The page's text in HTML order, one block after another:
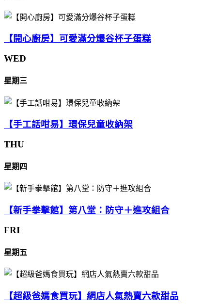
【開心廚房】可愛滿分爆谷杯子蛋糕
WED
星期三
【手工話咁易】環保兒童收納架
THU
星期四
【新手拳擊館】第八堂：防守＋進攻組合
FRI
星期五
【超級爸媽食買玩】網店人氣熱賣六款甜品